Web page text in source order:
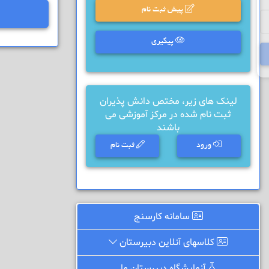
پیش ثبت نام
پیگیری
لینک های زیر، مختص دانش پذیران
ثبت نام شده در مرکز آموزشی می
باشند
ورود ثبت نام
سامانه کارسنج
کلاسهای آنلاین دبیرستان